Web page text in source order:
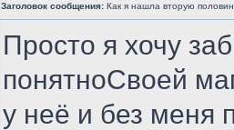
Заголовок сообщения: Как я нашла вторую
Просто я хочу
понятноСвоей
у неё и без меня